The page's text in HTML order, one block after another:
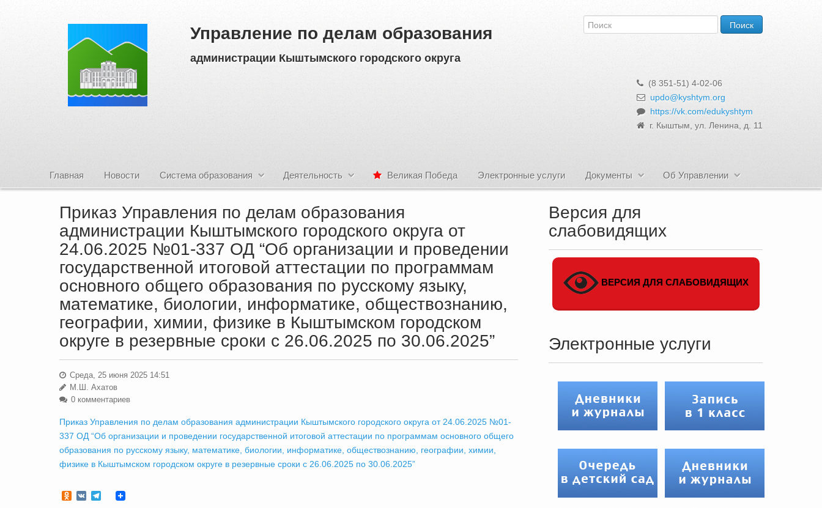
Управление по делам образования
администрации Кыштымского городского округа
(8 351-51) 4-02-06
updo@kyshtym.org
https://vk.com/edukyshtym
г. Кыштым, ул. Ленина, д. 11
Главная Новости Система образования Деятельность Великая Победа Электронные услуги Документы Об Управлении
Приказ Управления по делам образования
администрации Кыштымского городского округа от
24.06.2025 №01-337 ОД “Об организации и проведении
государственной итоговой аттестации по программам
основного общего образования по русскому языку,
математике, биологии, информатике, обществознанию,
географии, химии, физике в Кыштымском городском
округе в резервные сроки с 26.06.2025 по 30.06.2025”
Среда, 25 июня 2025 14:51
М.Ш. Ахатов
0 комментариев
Приказ Управления по делам образования администрации Кыштымского городского округа от 24.06.2025 №01-
337 ОД “Об организации и проведении государственной итоговой аттестации по программам основного общего
образования по русскому языку, математике, биологии, информатике, обществознанию, географии, химии,
физике в Кыштымском городском округе в резервные сроки с 26.06.2025 по 30.06.2025”
Odnoklassniki
VK Telegram
Версия для
слабовидящих
ВЕРСИЯ ДЛЯ СЛАБОВИДЯЩИХ
Электронные услуги